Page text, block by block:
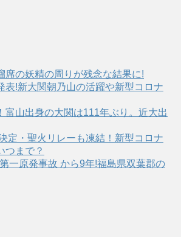
席の妖精の周りが残念な結果に!
表!新大関朝乃山の活躍や新型コロナ
富山出身の大関は111年ぶり。近大出
定・聖火リレーも凍結！新型コロナ
つまで？
一原発事故 から9年!福島県双葉郡の